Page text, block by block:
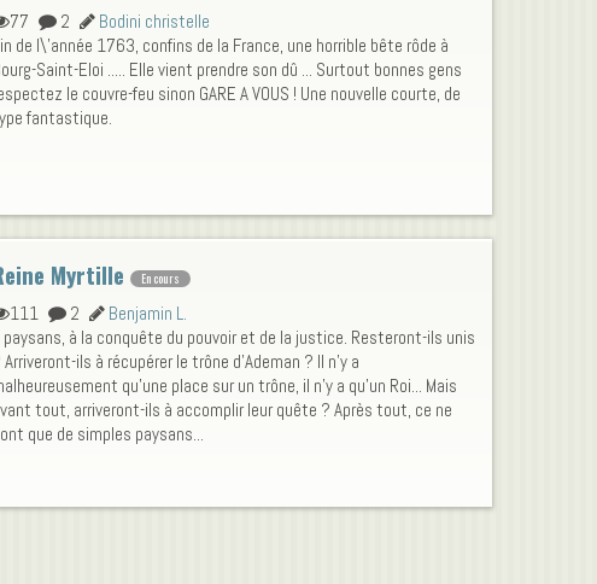
77 2
Bodini christelle
de l\'année 1763, confins de la France, une horrible bête rôde à
Saint-Eloi ..... Elle vient prendre son dû ... Surtout bonnes gens
le couvre-feu sinon GARE A VOUS ! Une nouvelle courte, de
fantastique.
Myrtille En cours
111 2
Benjamin L.
paysans, à la conquête du pouvoir et de la justice. Resteront-ils unis
Arriveront-ils à récupérer le trône d'Ademan ? Il n'y a
qu'une place sur un trône, il n'y a qu'un Roi... Mais
tout, arriveront-ils à accomplir leur quête ? Après tout, ce ne
que de simples paysans...